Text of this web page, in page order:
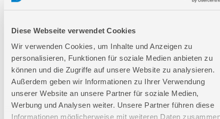
Diese Webseite verwendet Cookies
Wir verwenden Cookies, um Inhalte und Anzeigen zu
personalisieren, Funktionen für soziale Medien anbieten zu
können und die Zugriffe auf unsere Website zu analysieren.
Außerdem geben wir Informationen zu Ihrer Verwendung
unserer Website an unsere Partner für soziale Medien,
Werbung und Analysen weiter. Unsere Partner führen diese
Informationen möglicherweise mit weiteren Daten
Verpackungsmaße
Länge
87 mm
Breite
36 mm
Höhe
162 mm